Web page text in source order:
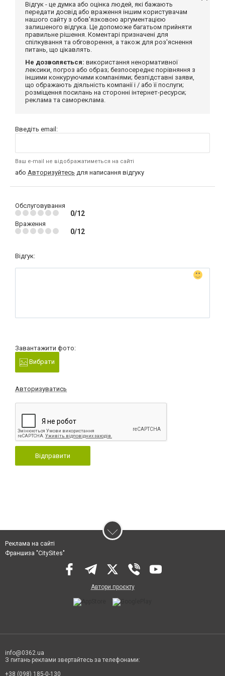
Відгук - це думка або оцінка людей, які бажають
передати досвід або враження іншим користувачам
нашого сайту з обов'язковою аргументацією
залишеного відгука. Це допоможе багатьом прийняти
правильне рішення. Коментарі призначені для
спілкування та обговорення, а також для роз'яснення
питань, що цікавлять.
Не дозволяється: використання ненормативної
лексики, погроз або образ; безпосереднє порівняння з
іншими конкуруючими компаніями; безпідставні заяви,
що ображають діяльність компанії і / або її послуги;
розміщення посилань на сторонні інтернет-ресурси;
реклама та самореклама.
Введіть email:
Ваш e-mail не відображатиметься на сайті
або Авторизуйтесь для написання відгуку
Обслуговування
0/12
Враження
0/12
Відгук:
Завантажити фото:
Вибрати
Авторизуватись
Відправити
Реклама на сайті
Франшиза "CitySites"
Автори проєкту
info@0362.ua
З питань реклами звертайтесь за телефонами:
+38 (098) 185-0-130